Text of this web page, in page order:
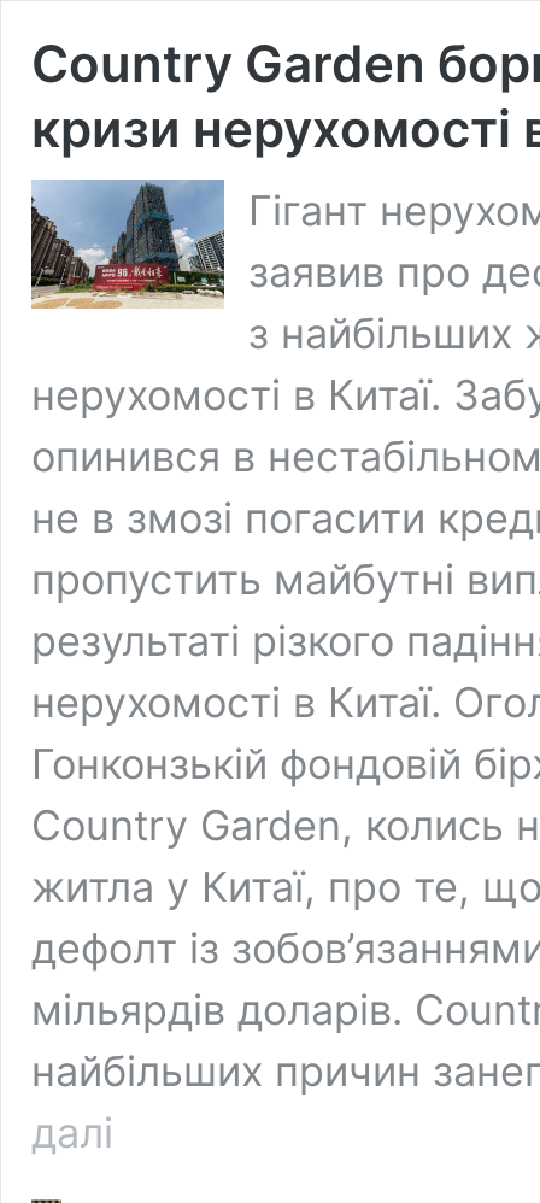
Country Garden
кризи нерухомості
Гігант
заявив про
з найбільших
нерухомості в Китаї.
опинився в
не в змозі погасити
пропустить майбутні
результаті різкого
нерухомості в Китаї.
Гонконзькій фондовій
Country Garden, колись
житла у Китаї, про те,
дефолт із
мільярдів доларів.
найбільших причин
далі